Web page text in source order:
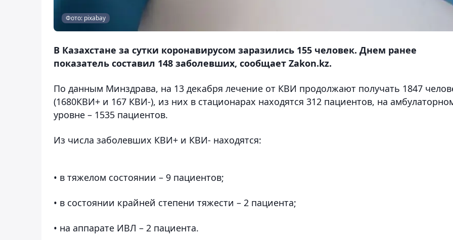
Фото: pixabay
В Казахстане за сутки коронавирусом заразились 155 человек. Днем ранее
показатель составил 148 заболевших, сообщает Zakon.kz.
По данным Минздрава, на 13 декабря лечение от КВИ продолжают получать 1847
(1680КВИ+ и 167 КВИ-), из них в стационарах находятся 312 пациентов, на
уровне – 1535 пациентов.
Из числа заболевших КВИ+ и КВИ- находятся:
• в тяжелом состоянии – 9 пациентов;
• в состоянии крайней степени тяжести – 2 пациентa;
• на аппарате ИВЛ – 2 пациентa.